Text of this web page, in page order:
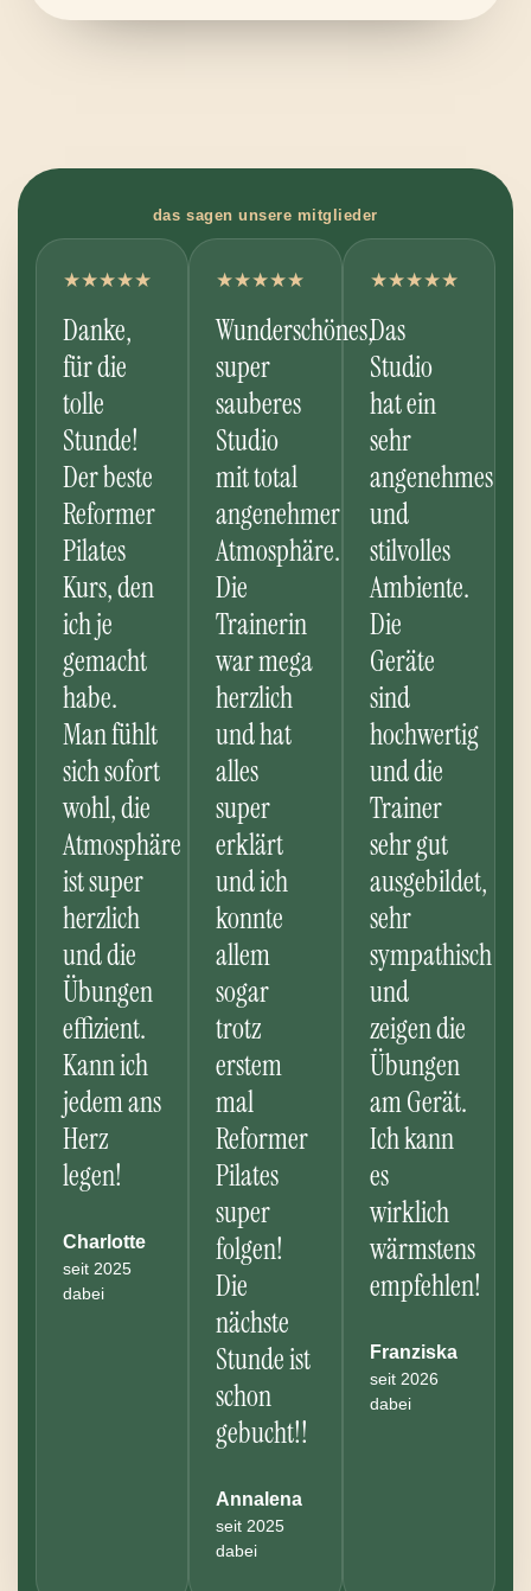
das sagen unsere mitglieder
★★★★★
Danke,
für die
tolle
Stunde!
Der beste
Reformer
Pilates
Kurs, den
ich je
gemacht
habe.
Man fühlt
sich sofort
wohl, die
Atmosphäre
ist super
herzlich
und die
Übungen
effizient.
Kann ich
jedem ans
Herz
legen!
Charlotte
seit 2025
dabei
★★★★★
Wunderschönes,
super
sauberes
Studio
mit total
angenehmer
Atmosphäre.
Die
Trainerin
war mega
herzlich
und hat
alles
super
erklärt
und ich
konnte
allem
sogar
trotz
erstem
mal
Reformer
Pilates
super
folgen!
Die
nächste
Stunde ist
schon
gebucht!!
Annalena
seit 2025
dabei
★★★★★
Das
Studio
hat ein
sehr
angenehmes
und
stilvolles
Ambiente.
Die
Geräte
sind
hochwertig
und die
Trainer
sehr gut
ausgebildet,
sehr
sympathisch
und
zeigen die
Übungen
am Gerät.
Ich kann
es
wirklich
wärmstens
empfehlen!
Franziska
seit 2026
dabei